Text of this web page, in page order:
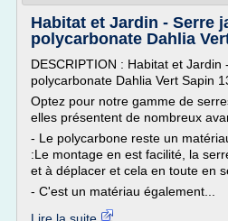
Habitat et Jardin - Serre
polycarbonate Dahlia
DESCRIPTION : Habitat et Jardin
polycarbonate Dahlia Vert Sapin
Optez pour notre gamme de
elles présentent de nombreux
- Le polycarbone reste un
:Le montage en est facilité, la
et à déplacer et cela en toute en
- C'est un matériau également...